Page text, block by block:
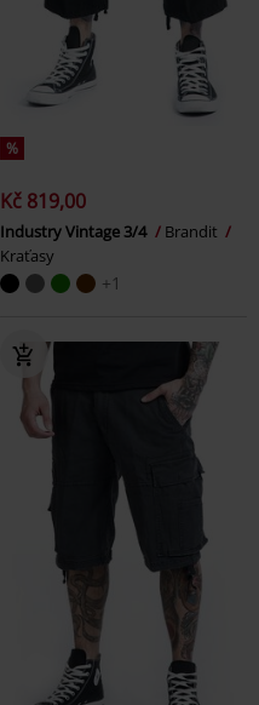
%
Kč 819,00
Industry Vintage 3/4
Brandit
Kraťasy
+1